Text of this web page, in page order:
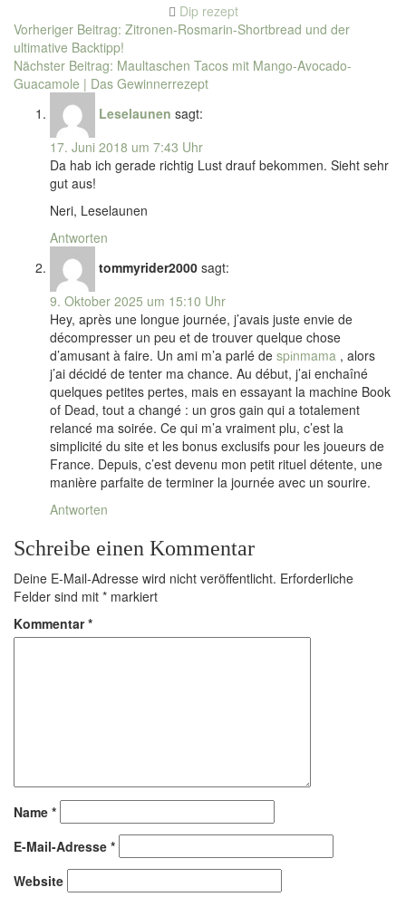
Dip rezept
Beitragsnavigation
Vorheriger Beitrag: Zitronen-Rosmarin-Shortbread und der
ultimative Backtipp!
Nächster Beitrag: Maultaschen Tacos mit Mango-Avocado-
Guacamole | Das Gewinnerrezept
Leselaunen sagt:
17. Juni 2018 um 7:43 Uhr
Da hab ich gerade richtig Lust drauf bekommen. Sieht sehr
gut aus!
Neri, Leselaunen
Antworten
tommyrider2000 sagt:
9. Oktober 2025 um 15:10 Uhr
Hey, après une longue journée, j’avais juste envie de
décompresser un peu et de trouver quelque chose
d’amusant à faire. Un ami m’a parlé de spіnmama , alors
j’ai décidé de tenter ma chance. Au début, j’ai enchaîné
quelques petites pertes, mais en essayant la machine Book
of Dead, tout a changé : un gros gain qui a totalement
relancé ma soirée. Ce qui m’a vraiment plu, c’est la
simplicité du site et les bonus exclusifs pour les joueurs de
France. Depuis, c’est devenu mon petit rituel détente, une
manière parfaite de terminer la journée avec un sourire.
Antworten
Schreibe einen Kommentar
Deine E-Mail-Adresse wird nicht veröffentlicht. Erforderliche
Felder sind mit * markiert
Kommentar*
Name *
E-Mail-Adresse *
Website